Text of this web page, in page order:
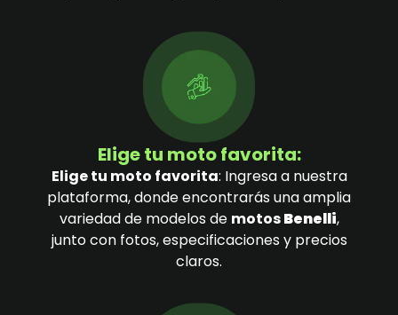
Elige tu moto favorita:
Elige tu moto favorita: Ingresa a nuestra
plataforma, donde encontrarás una amplia
variedad de modelos de motosBenelli,
junto con fotos, especificaciones y precios
claros.